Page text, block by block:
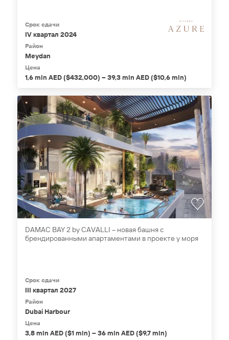
Срок сдачи
IV квартал 2024
Район
Meydan
Цена
1,6 mln AED ($432,000) – 39,3 mln AED ($10,6 mln)
DAMAC BAY 2 by CAVALLI – новая башня с
брендированными апартаментами в проекте у моря
Срок сдачи
III квартал 2027
Район
Dubai Harbour
Цена
3,8 mln AED ($1 mln) – 36 mln AED ($9,7 mln)